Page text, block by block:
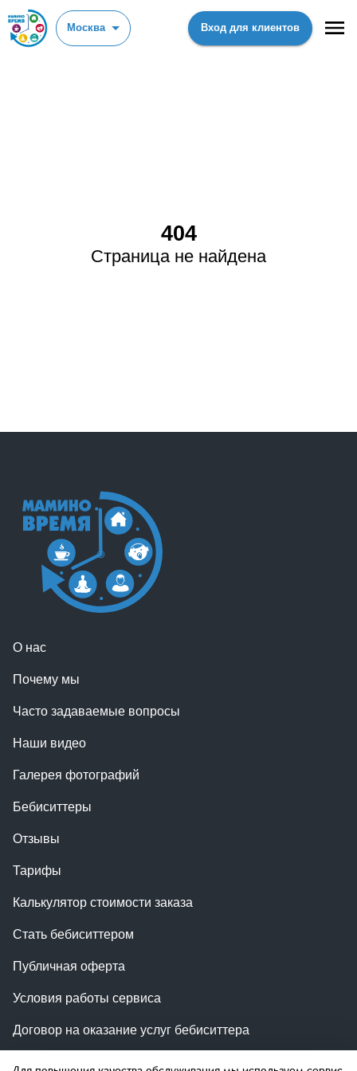
Москва Вход для клиентов
404
Страница не найдена
О нас
Почему мы
Часто задаваемые вопросы
Наши видео
Галерея фотографий
Бебиситтеры
Отзывы
Тарифы
Калькулятор стоимости заказа
Стать бебиситтером
Публичная оферта
Условия работы сервиса
Договор на оказание услуг бебиситтера